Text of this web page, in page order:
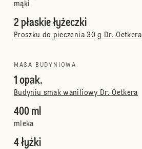
mąki
2 płaskie łyżeczki
Proszku do pieczenia 30 g Dr. Oetkera
MASA BUDYNIOWA
1 opak.
Budyniu smak waniliowy Dr. Oetkera
400 ml
mleka
4 łyżki